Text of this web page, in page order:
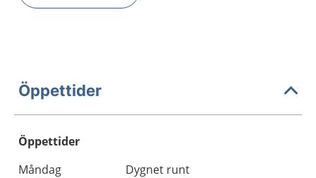
Öppettider
Öppettider
Dag
Öppettider
Kommentarer
Måndag
Dygnet runt